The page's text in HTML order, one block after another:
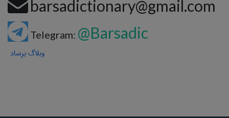
barsadictionary@gmail.com
Telegram: @Barsadic
وبلاگ برساد